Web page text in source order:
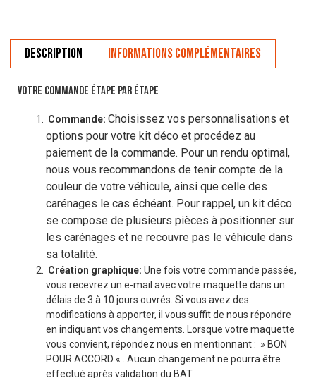
Description Informations complémentaires
VOTRE COMMANDE ÉTAPE PAR ÉTAPE
Commande: Choisissez vos personnalisations et
options pour votre kit déco et procédez au
paiement de la commande. Pour un rendu optimal,
nous vous recommandons de tenir compte de la
couleur de votre véhicule, ainsi que celle des
carénages le cas échéant. Pour rappel, un kit déco
se compose de plusieurs pièces à positionner sur
les carénages et ne recouvre pas le véhicule dans
sa totalité.
Création graphique: Une fois votre commande passée,
vous recevrez un e-mail avec votre maquette dans un
délais de 3 à 10 jours ouvrés. Si vous avez des
modifications à apporter, il vous suffit de nous répondre
en indiquant vos changements. Lorsque votre maquette
vous convient, répondez nous en mentionnant : » BON
POUR ACCORD « . Aucun changement ne pourra être
effectué après validation du BAT.